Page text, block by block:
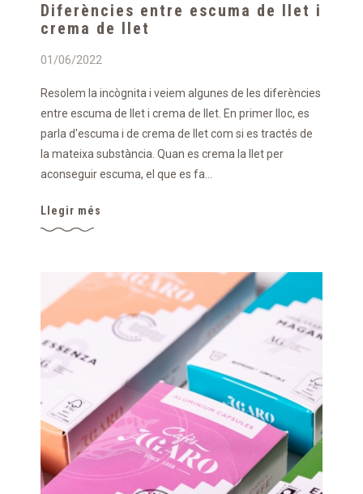
Diferències entre escuma de llet i
crema de llet
01/06/2022
Resolem la incògnita i veiem algunes de les diferències
entre escuma de llet i crema de llet. En primer lloc, es
parla d'escuma i de crema de llet com si es tractés de
la mateixa substància. Quan es crema la llet per
aconseguir escuma, el que es fa...
Llegir més